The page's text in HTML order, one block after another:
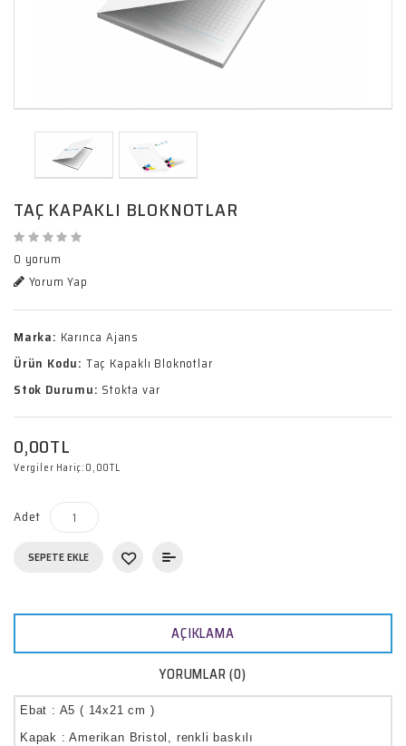
TAÇ KAPAKLI BLOKNOTLAR
0 yorum
Yorum Yap
Marka: Karınca Ajans
Ürün Kodu: Taç Kapaklı Bloknotlar
Stok Durumu: Stokta var
0,00TL
Vergiler Hariç:0,00TL
Adet
SEPETE EKLE
AÇIKLAMA
YORUMLAR (0)
Ebat : A5 ( 14x21 cm )
Kapak : Amerikan Bristol, renkli baskılı